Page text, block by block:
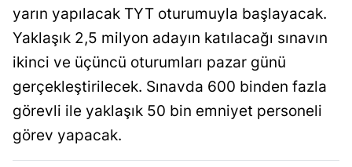
Artvin
Aydın
Bilecik
yarın yapılacak TYT oturumuyla başlayacak.
Yaklaşık 2,5 milyon adayın katılacağı sınavın
ikinci ve üçüncü oturumları pazar günü
gerçekleştirilecek. Sınavda 600 binden fazla
görevli ile yaklaşık 50 bin emniyet personeli
görev yapacak.